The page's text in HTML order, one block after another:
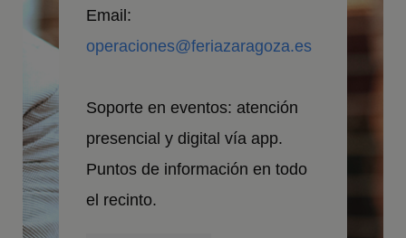
Email:
operaciones@feriazaragoza.es
Soporte en eventos: atención
presencial y digital vía app.
Puntos de información en todo
el recinto.